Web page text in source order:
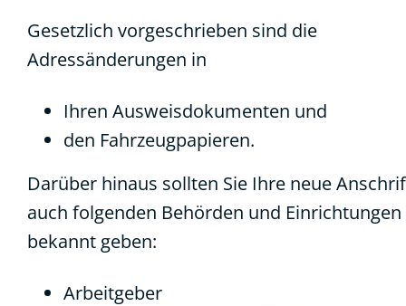
Gesetzlich vorgeschrieben sind die
Adressänderungen in
Ihren Ausweisdokumenten und
den Fahrzeugpapieren.
Darüber hinaus sollten Sie Ihre neue
auch folgenden Behörden und Einrichtungen
bekannt geben:
Arbeitgeber